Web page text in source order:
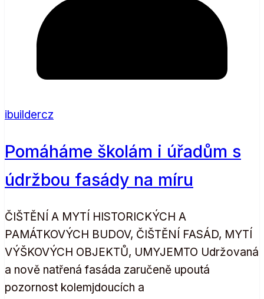
ibuildercz
Pomáháme školám i úřadům s
údržbou fasády na míru
ČIŠTĚNÍ A MYTÍ HISTORICKÝCH A
PAMÁTKOVÝCH BUDOV, ČIŠTĚNÍ FASÁD, MYTÍ
VÝŠKOVÝCH OBJEKTŮ, UMYJEMTO Udržovaná
a nově natřená fasáda zaručeně upoutá
pozornost kolemjdoucích a